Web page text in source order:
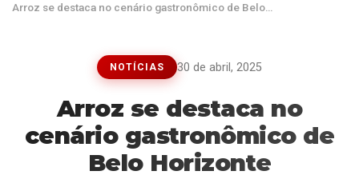
Arroz se destaca no cenário gastronômico de Belo…
NOTÍCIAS 30 de abril, 2025
Arroz se destaca no
cenário gastronômico de
Belo Horizonte